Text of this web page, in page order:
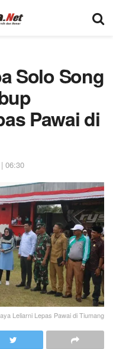
Solo Song
Pawai di
06:30
Leliarni Lepas Pawai di Tiumang